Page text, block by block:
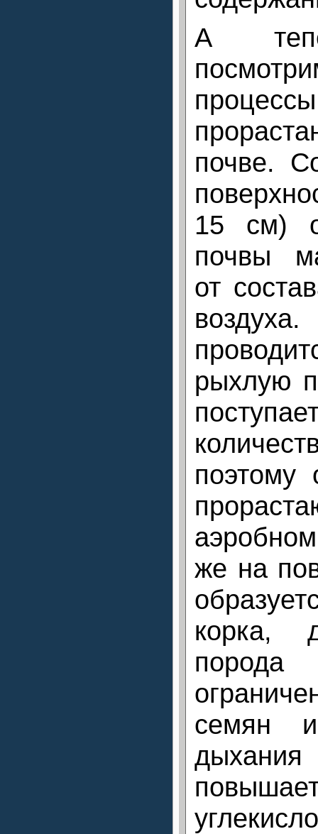
А
почве.
15 см)
почвы
от
рыхлую
поэтому
же на
корка,
семян